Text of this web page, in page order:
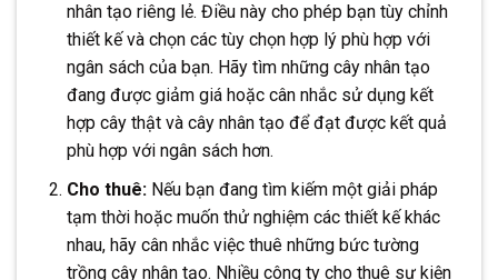
nhân tạo riêng lẻ. Điều này cho phép bạn tùy chỉnh
thiết kế và chọn các tùy chọn hợp lý phù hợp với
ngân sách của bạn. Hãy tìm những cây nhân tạo
đang được giảm giá hoặc cân nhắc sử dụng kết
hợp cây thật và cây nhân tạo để đạt được kết quả
phù hợp với ngân sách hơn.
Cho thuê:Nếu bạn đang tìm kiếm một giải pháp
tạm thời hoặc muốn thử nghiệm các thiết kế khác
nhau, hãy cân nhắc việc thuê những bức tường
trồng cây nhân tạo. Nhiều công ty cho thuê sự kiện